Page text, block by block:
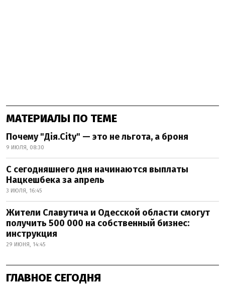
МАТЕРИАЛЫ ПО ТЕМЕ
Почему "Дія.City" — это не льгота, а броня
9 ИЮЛЯ, 08:30
С сегодняшнего дня начинаются выплаты
Нацкешбека за апрель
3 ИЮЛЯ, 16:45
Жители Славутича и Одесской области смогут
получить 500 000 на собственный бизнес:
инструкция
29 ИЮНЯ, 14:45
ГЛАВНОЕ СЕГОДНЯ